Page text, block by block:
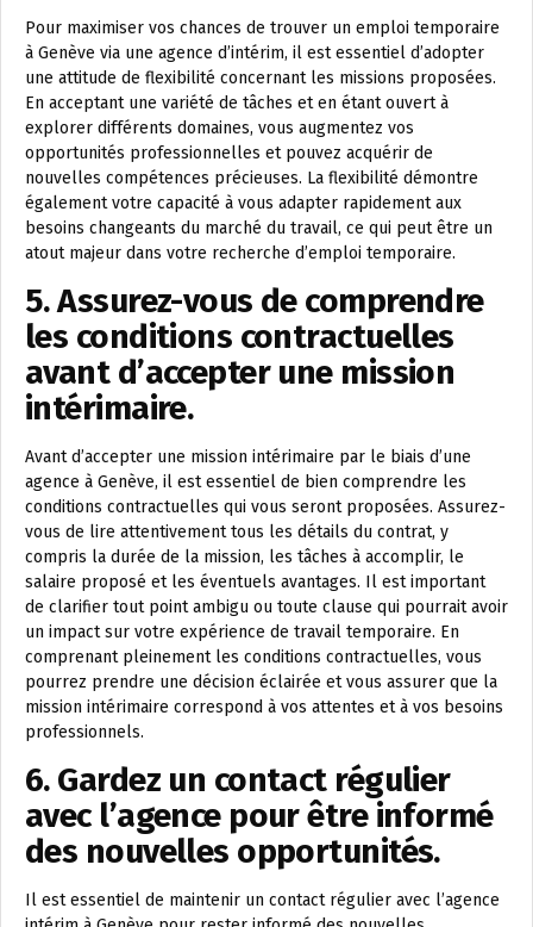
Pour maximiser vos chances de trouver un emploi temporaire
à Genève via une agence d’intérim, il est essentiel d’adopter
une attitude de flexibilité concernant les missions proposées.
En acceptant une variété de tâches et en étant ouvert à
explorer différents domaines, vous augmentez vos
opportunités professionnelles et pouvez acquérir de
nouvelles compétences précieuses. La flexibilité démontre
également votre capacité à vous adapter rapidement aux
besoins changeants du marché du travail, ce qui peut être un
atout majeur dans votre recherche d’emploi temporaire.
5. Assurez-vous de comprendre
les conditions contractuelles
avant d’accepter une mission
intérimaire.
Avant d’accepter une mission intérimaire par le biais d’une
agence à Genève, il est essentiel de bien comprendre les
conditions contractuelles qui vous seront proposées. Assurez-
vous de lire attentivement tous les détails du contrat, y
compris la durée de la mission, les tâches à accomplir, le
salaire proposé et les éventuels avantages. Il est important
de clarifier tout point ambigu ou toute clause qui pourrait avoir
un impact sur votre expérience de travail temporaire. En
comprenant pleinement les conditions contractuelles, vous
pourrez prendre une décision éclairée et vous assurer que la
mission intérimaire correspond à vos attentes et à vos besoins
professionnels.
6. Gardez un contact régulier
avec l’agence pour être informé
des nouvelles opportunités.
Il est essentiel de maintenir un contact régulier avec l’agence